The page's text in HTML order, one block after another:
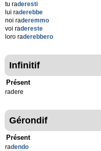
tu raderesti
lui raderebbe
noi raderemmo
voi radereste
loro raderebbero
Infinitif
Présent
radere
Gérondif
Présent
radendo